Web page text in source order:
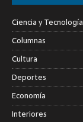
Ciencia y Tecnología
Columnas
Cultura
Deportes
Economía
Interiores